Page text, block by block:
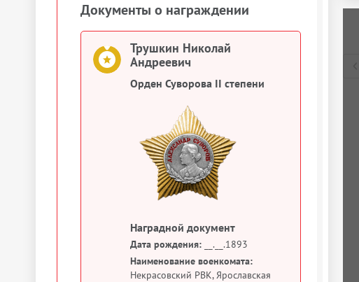
Документы о награждении
Трушкин Николай
Андреевич
Орден Суворова II степени
Наградной документ
Дата рождения: __.__.1893
Наименование военкомата:
Некрасовский РВК, Ярославская